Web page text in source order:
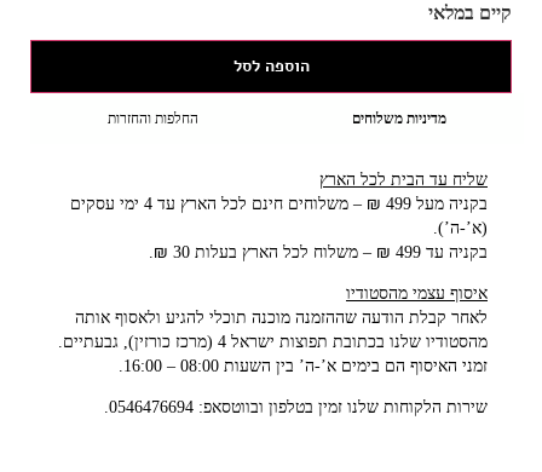
קיים במלאי
הוספה לסל
מדיניות משלוחים החלפות והחזרות
שליח עד הבית לכל הארץ
בקניה מעל 499 ₪ – משלוחים חינם לכל הארץ עד 4 ימי עסקים
(א’-ה’).
בקניה עד 499 ₪ – משלוח לכל הארץ בעלות 30 ₪.
איסוף עצמי מהסטודיו
לאחר קבלת הודעה שההזמנה מוכנה תוכלי להגיע ולאסוף אותה
מהסטודיו שלנו בכתובת תפוצות ישראל 4 (מרכז כורזין), גבעתיים.
זמני האיסוף הם בימים א’-ה’ בין השעות 08:00 – 16:00.
שירות הלקוחות שלנו זמין בטלפון ובווטסאפ: 0546476694.